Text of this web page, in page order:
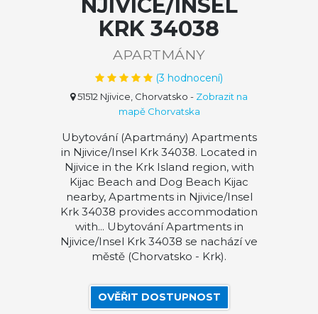
NJIVICE/INSEL
KRK 34038
APARTMÁNY
(3 hodnocení)
51512 Njivice, Chorvatsko - Zobrazit na
mapě Chorvatska
Ubytování (Apartmány) Apartments
in Njivice/Insel Krk 34038. Located in
Njivice in the Krk Island region, with
Kijac Beach and Dog Beach Kijac
nearby, Apartments in Njivice/Insel
Krk 34038 provides accommodation
with... Ubytování Apartments in
Njivice/Insel Krk 34038 se nachází ve
městě (Chorvatsko - Krk).
OVĚŘIT DOSTUPNOST